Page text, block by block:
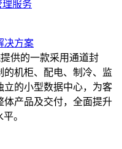
理服务
决方案
供的一款采用通道封
的机柜、配电、制冷、监
立的小型数据中心，为客
体产品及交付，全面提升
。